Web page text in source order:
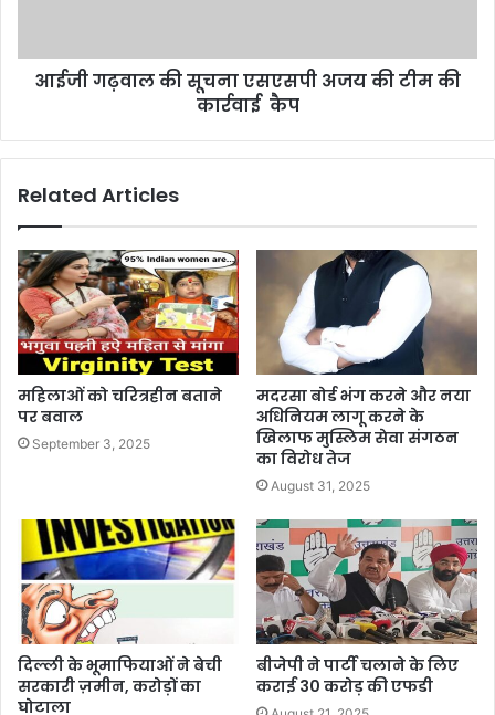
आईजी गढ़वाल की सूचना एसएसपी अजय की टीम की
कार्रवाई कैप
Related Articles
महिलाओं को चरित्रहीन बताने
पर बवाल
September 3, 2025
मदरसा बोर्ड भंग करने और नया
अधिनियम लागू करने के
खिलाफ मुस्लिम सेवा संगठन
का विरोध तेज
August 31, 2025
दिल्ली के भूमाफियाओं ने बेची
सरकारी ज़मीन, करोड़ों का
घोटाला
बीजेपी ने पार्टी चलाने के लिए
कराई 30 करोड़ की एफडी